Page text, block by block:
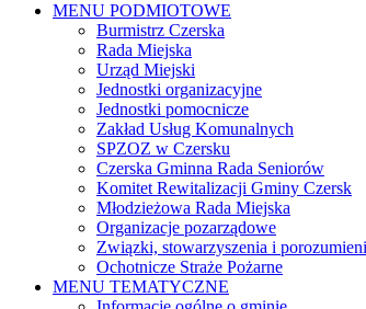
MENU PODMIOTOWE
Burmistrz Czerska
Rada Miejska
Urząd Miejski
Jednostki organizacyjne
Jednostki pomocnicze
Zakład Usług Komunalnych
SPZOZ w Czersku
Czerska Gminna Rada Seniorów
Komitet Rewitalizacji Gminy Czersk
Młodzieżowa Rada Miejska
Organizacje pozarządowe
Związki, stowarzyszenia i
Ochotnicze Straże Pożarne
MENU TEMATYCZNE